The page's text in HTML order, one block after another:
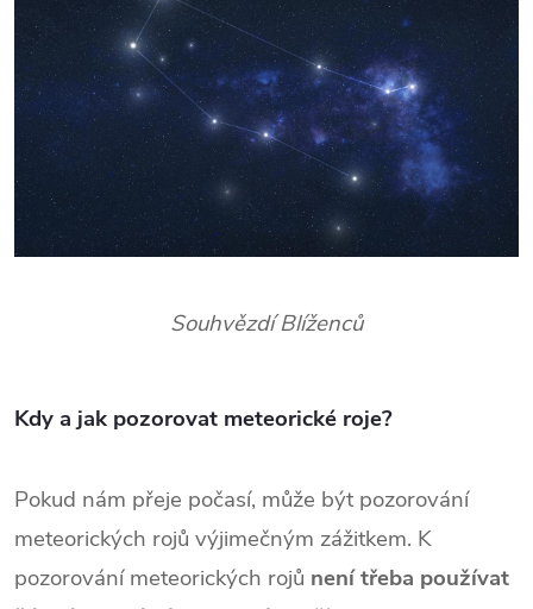
Souhvězdí Blíženců
Kdy a jak pozorovat meteorické roje?
Pokud nám přeje počasí, může být pozorování
meteorických rojů výjimečným zážitkem. K
pozorování meteorických rojů není třeba používat